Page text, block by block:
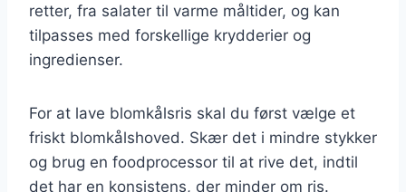
retter, fra salater til varme måltider, og kan
tilpasses med forskellige krydderier og
ingredienser.
For at lave blomkålsris skal du først vælge et
friskt blomkålshoved. Skær det i mindre stykker
og brug en foodprocessor til at rive det, indtil
det har en konsistens, der minder om ris.